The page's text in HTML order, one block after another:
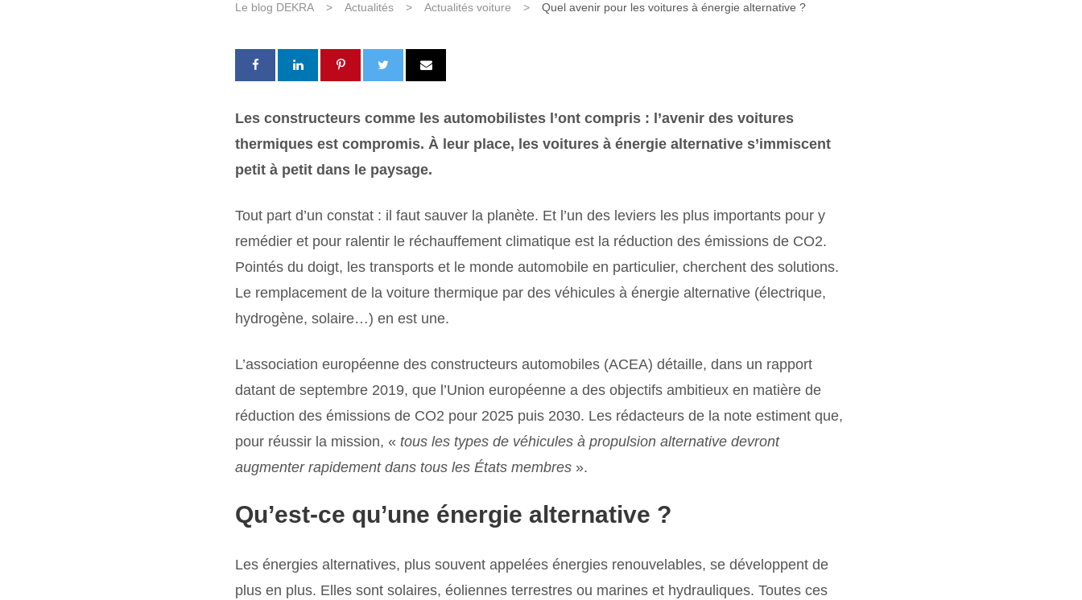
Le blog DEKRA > Actualités > Actualités voiture > Quel avenir pour les voitures à énergie alternative ?
Les constructeurs comme les automobilistes l’ont compris : l’avenir des voitures
thermiques est compromis. À leur place, les voitures à énergie alternative s’immiscent
petit à petit dans le paysage.
Tout part d’un constat : il faut sauver la planète. Et l’un des leviers les plus importants pour y
remédier et pour ralentir le réchauffement climatique est la réduction des émissions de CO2.
Pointés du doigt, les transports et le monde automobile en particulier, cherchent des solutions.
Le remplacement de la voiture thermique par des véhicules à énergie alternative (électrique,
hydrogène, solaire…) en est une.
L’association européenne des constructeurs automobiles (ACEA) détaille, dans un rapport
datant de septembre 2019, que l’Union européenne a des objectifs ambitieux en matière de
réduction des émissions de CO2 pour 2025 puis 2030. Les rédacteurs de la note estiment que,
pour réussir la mission, « tous les types de véhicules à propulsion alternative devront
augmenter rapidement dans tous les États membres ».
Qu’est-ce qu’une énergie alternative ?
Les énergies alternatives, plus souvent appelées énergies renouvelables, se développent de
plus en plus. Elles sont solaires, éoliennes terrestres ou marines et hydrauliques. Toutes ces